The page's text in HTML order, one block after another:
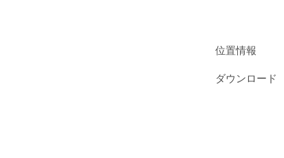
位置情報
ダウンロード